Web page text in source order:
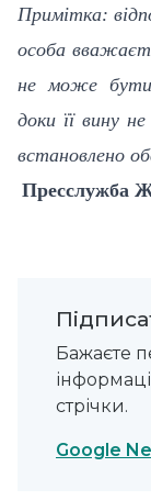
Примітка:
особа
не може бути
доки її вину
встановлено
Пресслужба
Бажаєте
стрічки.
Google